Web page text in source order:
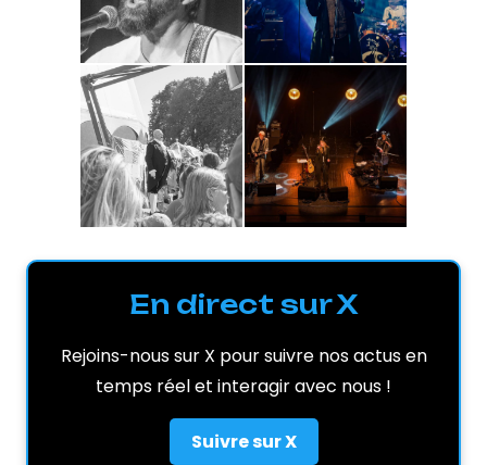
En direct sur X
Rejoins-nous sur X pour suivre nos actus en
temps réel et interagir avec nous !
Suivre sur X